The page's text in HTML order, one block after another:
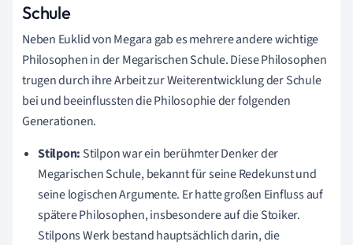
Schule
Neben Euklid von Megara gab es mehrere andere wichtige
Philosophen in der Megarischen Schule. Diese Philosophen
trugen durch ihre Arbeit zur Weiterentwicklung der Schule
bei und beeinflussten die Philosophie der folgenden
Generationen.
Stilpon: Stilpon war ein berühmter Denker der
Megarischen Schule, bekannt für seine Redekunst und
seine logischen Argumente. Er hatte großen Einfluss auf
spätere Philosophen, insbesondere auf die Stoiker.
Stilpons Werk bestand hauptsächlich darin, die